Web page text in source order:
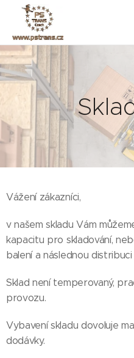
Vážení zákazníci,
v našem skladu Vám
kapacitu pro skladování,
balení a následnou
Sklad není temperovaný,
provozu.
Vybavení skladu dovoluje
dodávky.